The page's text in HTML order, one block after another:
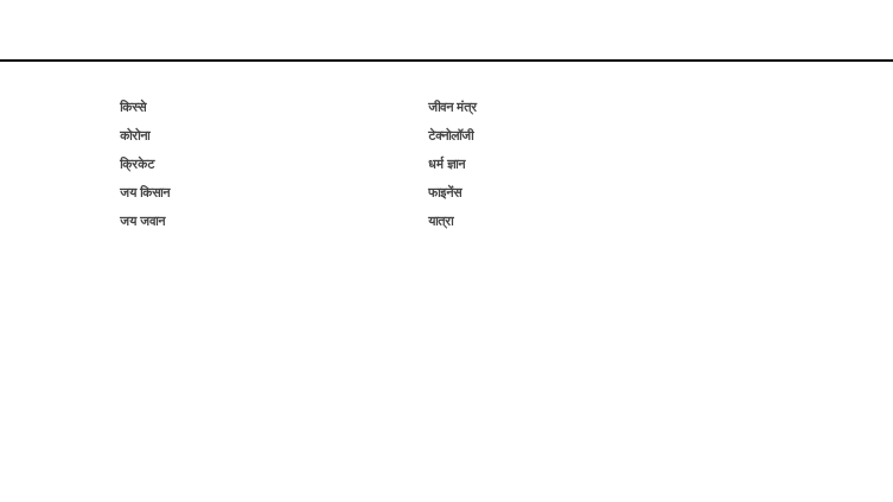
किस्से
कोरोना
क्रिकेट
जय किसान
जय जवान
जीवन मंत्र
टेक्नोलॉजी
धर्म ज्ञान
फाइनेंस
यात्रा